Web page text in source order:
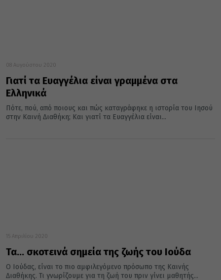
08 Αυγούστου 2020
Γιατί τα Ευαγγέλια είναι γραμμένα στα
Ελληνικά
Πότε, πού, από ποιους και πώς καταγράφηκε η ιστορία του Ιησού
στην Καινή Διαθήκη; Και γιατί τα Ευαγγέλια είναι...
15 Απριλίου 2020
Τα… σκοτεινά σημεία της ζωής του Ιούδα
Ο Ιούδας, είναι το πιο αμφιλεγόμενο πρόσωπο της Καινής
Διαθήκης. Τι γνωρίζουμε για τη ζωή του πριν γίνει μαθητής...